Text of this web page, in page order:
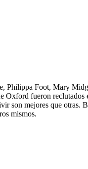
Philippa Foot, Mary
fueron reclutados
son mejores que otras.
mismos.